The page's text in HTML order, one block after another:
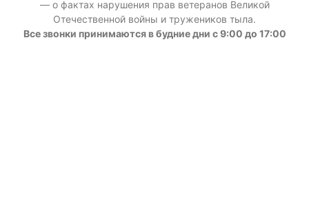
— о фактах нарушения прав ветеранов Великой
Отечественной войны и тружеников тыла.
Все звонки принимаются в будние дни с 9:00 до 17:00